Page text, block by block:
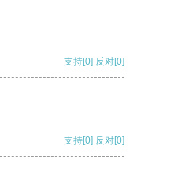
支持[0] 反对[0]
支持[0] 反对[0]